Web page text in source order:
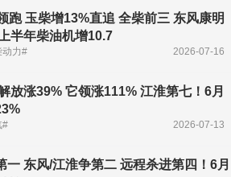
跑 玉柴增13%直追 全柴前三 东风康明
半年柴油机增10.7
动力# 2026-07-16
放涨39% 它领涨111% 江淮第七！6月
# 2026-07-13
一 东风/江淮争第二 远程杀进第四！6月